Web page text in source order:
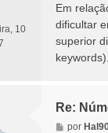
10
e
m
Em
dificultar
superior
Re:
M
por